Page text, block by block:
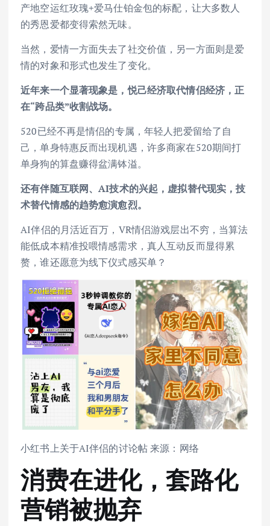
产地空运红玫瑰+爱马仕铂金包的标配，让大多数人
的秀恩爱都变得索然无味。
当然，爱情一方面失去了社交价值，另一方面则是爱
情的对象和形式也发生了变化。
近年来一个显著现象是，悦己经济取代情侣经济，正
在“跨品类”收割战场。
520已经不再是情侣的专属，年轻人把爱留给了自
己，单身特惠反而出现机遇，许多商家在520期间打
单身狗的算盘赚得盆满钵溢。
还有伴随互联网、AI技术的兴起，虚拟替代现实，技
术替代情感的趋势愈演愈烈。
AI伴侣的月活近百万，VR情侣游戏层出不穷，当算法
能低成本精准投喂情感需求，真人互动反而显得累
赘，谁还愿意为线下仪式感买单？
小红书上关于AI伴侣的讨论帖 来源：网络
消费在进化，套路化
营销被抛弃